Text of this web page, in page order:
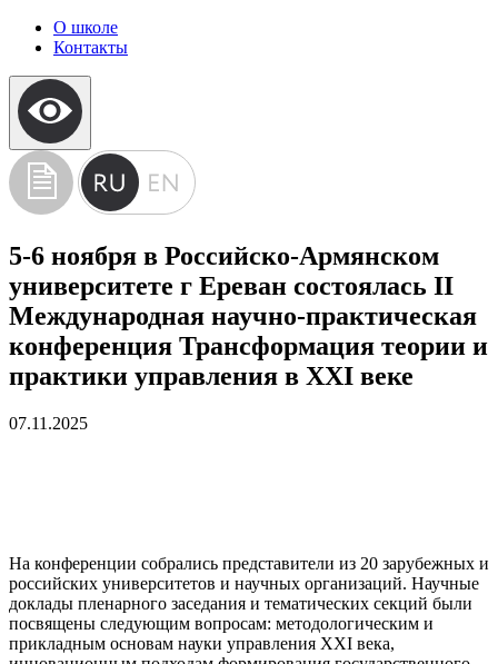
О школе
Контакты
5-6 ноября в Российско-Армянском
университете г Ереван состоялась II
Международная научно-практическая
конференция Трансформация теории и
практики управления в ХХI веке
07.11.2025
На конференции собрались представители из 20 зарубежных и
российских университетов и научных организаций. Научные
доклады пленарного заседания и тематических секций были
посвящены следующим вопросам: методологическим и
прикладным основам науки управления XXI века,